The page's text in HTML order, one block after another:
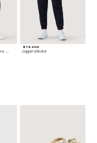
Pantalón Jogger con Bolsillos Cargo
$ 79.900
Jogger Unicolor